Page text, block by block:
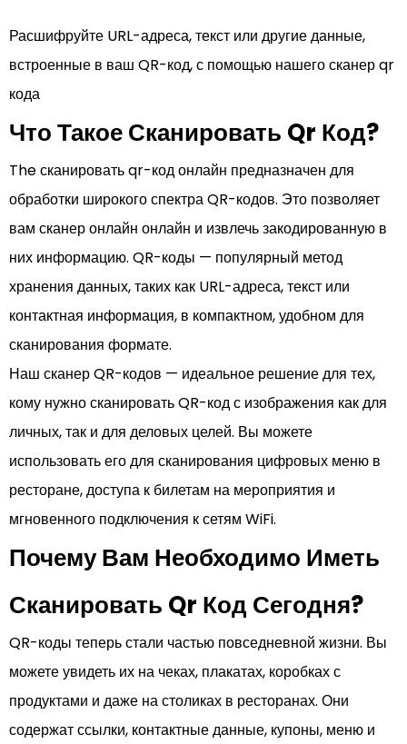
Расшифруйте URL-адреса, текст или другие данные,
встроенные в ваш QR-код, с помощью нашего сканер qr
кода
Что Такое Сканировать Qr Код?
The сканировать qr-код онлайн предназначен для
обработки широкого спектра QR-кодов. Это позволяет
вам сканер онлайн онлайн и извлечь закодированную в
них информацию. QR-коды — популярный метод
хранения данных, таких как URL-адреса, текст или
контактная информация, в компактном, удобном для
сканирования формате.
Наш сканер QR-кодов — идеальное решение для тех,
кому нужно сканировать QR-код с изображения как для
личных, так и для деловых целей. Вы можете
использовать его для сканирования цифровых меню в
ресторане, доступа к билетам на мероприятия и
мгновенного подключения к сетям WiFi.
Почему Вам Необходимо Иметь
Сканировать Qr Код Сегодня?
QR-коды теперь стали частью повседневной жизни. Вы
можете увидеть их на чеках, плакатах, коробках с
продуктами и даже на столиках в ресторанах. Они
содержат ссылки, контактные данные, купоны, меню и